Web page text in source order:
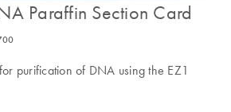
Paraffin Section Card
purification of DNA using the EZ1